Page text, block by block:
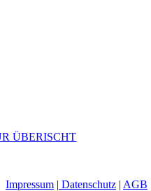
ÜBERISCHT
Impressum | Datenschutz | AGB